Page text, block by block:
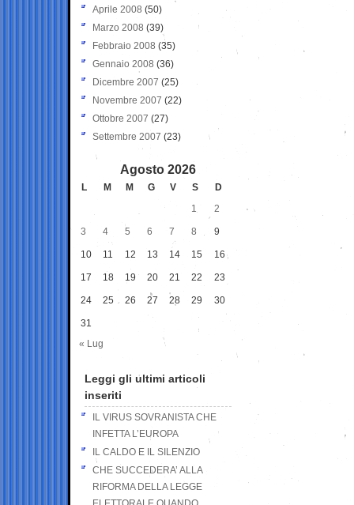
Aprile 2008 (50)
Marzo 2008 (39)
Febbraio 2008 (35)
Gennaio 2008 (36)
Dicembre 2007 (25)
Novembre 2007 (22)
Ottobre 2007 (27)
Settembre 2007 (23)
Agosto 2026
L M M G V S
D
1
2
3 4 5 6 7 8 9
10 11 12 13 14 15 16
17 18 19 20 21 22 23
24 25 26 27 28 29 30
31
« Lug
Leggi gli ultimi articoli
inseriti
IL VIRUS SOVRANISTA CHE
INFETTA L’EUROPA
IL CALDO E IL SILENZIO
CHE SUCCEDERA’ ALLA
RIFORMA DELLA LEGGE